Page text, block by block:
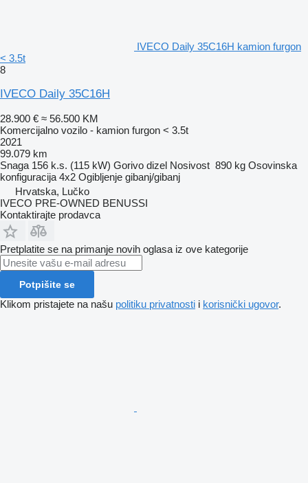
IVECO Daily 35C16H kamion furgon
< 3.5t
8
IVECO Daily 35C16H
28.900 € ≈ 56.500 KM
Komercijalno vozilo - kamion furgon < 3.5t
2021
99.079 km
Snaga 156 k.s. (115 kW) Gorivo dizel Nosivost 890 kg Osovinska
konfiguracija 4x2 Ogibljenje gibanj/gibanj
Hrvatska, Lučko
IVECO PRE-OWNED BENUSSI
Kontaktirajte prodavca
Pretplatite se na primanje novih oglasa iz ove kategorije
Potpišite se
Klikom pristajete na našu politiku privatnosti i korisnički ugovor.